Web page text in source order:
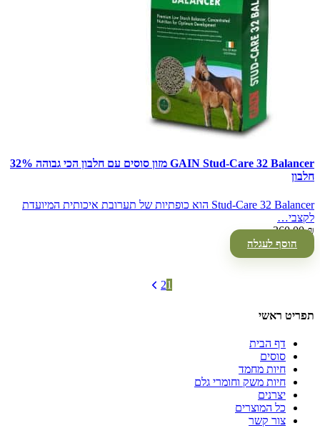
GAIN Stud-Care 32 Balancer מזון סוסים עם חלבון הכי גבוהה 32%
חלבון
Stud-Care 32 Balancer הוא כופתיות של תערובת איכותית המיועדת
לקצבי…
360.00₪
הוסף לעגלה
1
2
תפריט ראשי
דף הבית
סוסים
חיות מחמד
חיות משק וחומרי גלם
יצרנים
כל המוצרים
צור קשר